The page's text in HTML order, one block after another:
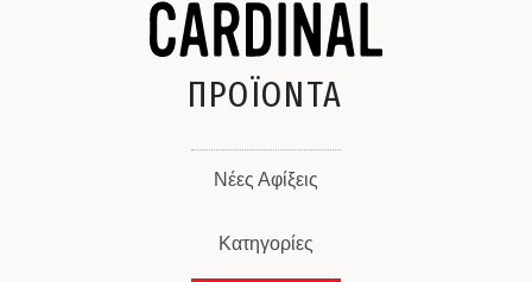
ΠΡΟΪΟΝΤΑ
Νέες Αφίξεις
Κατηγορίες